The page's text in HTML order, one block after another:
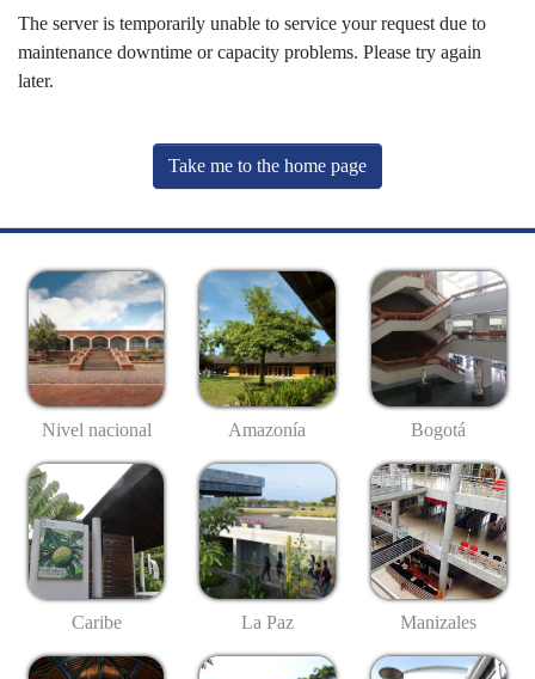
The server is temporarily unable to service your request due to
maintenance downtime or capacity problems. Please try again
later.
Take me to the home page
Nivel nacional Amazonía Bogotá
Caribe La Paz Manizales